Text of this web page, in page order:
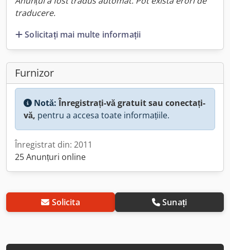
traducere.
Solicitați mai multe informații
Furnizor
Notă:Înregistrați-vă gratuit sau conectați-
vă, pentru a accesa toate informațiile.
Înregistrat din: 2011
25 Anunțuri online
Solicita Sunați